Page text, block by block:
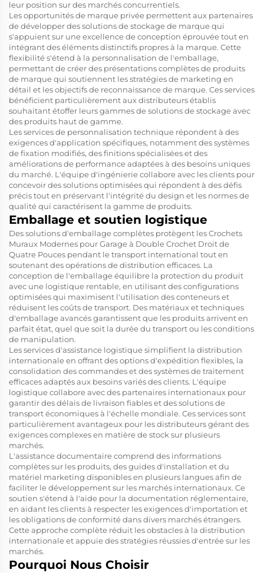
leur position sur des marchés concurrentiels.
Les opportunités de marque privée permettent aux partenaires
de développer des solutions de stockage de marque qui
s'appuient sur une excellence de conception éprouvée tout en
intégrant des éléments distinctifs propres à la marque. Cette
flexibilité s'étend à la personnalisation de l'emballage,
permettant de créer des présentations complètes de produits
de marque qui soutiennent les stratégies de marketing en
détail et les objectifs de reconnaissance de marque. Ces services
bénéficient particulièrement aux distributeurs établis
souhaitant étoffer leurs gammes de solutions de stockage avec
des produits haut de gamme.
Les services de personnalisation technique répondent à des
exigences d'application spécifiques, notamment des systèmes
de fixation modifiés, des finitions spécialisées et des
améliorations de performance adaptées à des besoins uniques
du marché. L'équipe d'ingénierie collabore avec les clients pour
concevoir des solutions optimisées qui répondent à des défis
précis tout en préservant l'intégrité du design et les normes de
qualité qui caractérisent la gamme de produits.
Emballage et soutien logistique
Des solutions d'emballage complètes protègent les Crochets
Muraux Modernes pour Garage à Double Crochet Droit de
Quatre Pouces pendant le transport international tout en
soutenant des opérations de distribution efficaces. La
conception de l'emballage équilibre la protection du produit
avec une logistique rentable, en utilisant des configurations
optimisées qui maximisent l'utilisation des conteneurs et
réduisent les coûts de transport. Des matériaux et techniques
d'emballage avancés garantissent que les produits arrivent en
parfait état, quel que soit la durée du transport ou les conditions
de manipulation.
Les services d'assistance logistique simplifient la distribution
internationale en offrant des options d'expédition flexibles, la
consolidation des commandes et des systèmes de traitement
efficaces adaptés aux besoins variés des clients. L'équipe
logistique collabore avec des partenaires internationaux pour
garantir des délais de livraison fiables et des solutions de
transport économiques à l'échelle mondiale. Ces services sont
particulièrement avantageux pour les distributeurs gérant des
exigences complexes en matière de stock sur plusieurs
marchés.
L'assistance documentaire comprend des informations
complètes sur les produits, des guides d'installation et du
matériel marketing disponibles en plusieurs langues afin de
faciliter le développement sur les marchés internationaux. Ce
soutien s'étend à l'aide pour la documentation réglementaire,
en aidant les clients à respecter les exigences d'importation et
les obligations de conformité dans divers marchés étrangers.
Cette approche complète réduit les obstacles à la distribution
internationale et appuie des stratégies réussies d'entrée sur les
marchés.
Pourquoi Nous Choisir